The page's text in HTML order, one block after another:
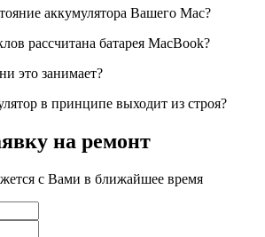
аккумулятора Вашего Mac?
рассчитана батарея MacBook?
это занимает?
в принципе выходит из строя?
на ремонт
с Вами в ближайшее время